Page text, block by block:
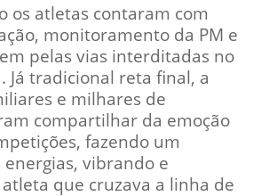
os atletas contaram com
monitoramento da PM e
pelas vias interditadas no
Já tradicional reta final, a
e milhares de
compartilhar da emoção
fazendo um
vibrando e
que cruzava a linha de